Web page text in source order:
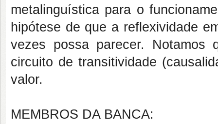
metalinguística para o
hipótese de que a reflexividade
vezes possa parecer. Notamos
circuito de transitividade
valor.
MEMBROS DA BANCA: